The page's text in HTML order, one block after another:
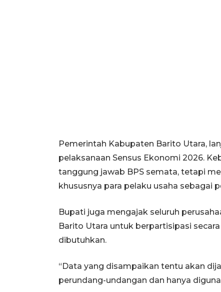
Pemerintah Kabupaten Barito Utara,
pelaksanaan Sensus Ekonomi 2026.
tanggung jawab BPS semata, tetapi
khususnya para pelaku usaha sebagai
Bupati juga mengajak seluruh
Barito Utara untuk berpartisipasi
dibutuhkan.
“Data yang disampaikan tentu akan
perundang-undangan dan hanya